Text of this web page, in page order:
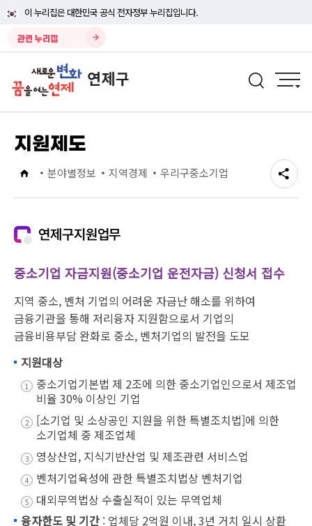
이 누리집은 대한민국 공식 전자정부 누리집입니다.
관련 누리집
지원제도
분야별정보 지역경제 우리구중소기업
연제구지원업무
중소기업 자금지원(중소기업 운전자금) 신청서 접수
지역 중소, 벤처 기업의 어려운 자금난 해소를 위하여
금융기관을 통해 저리융자 지원함으로서 기업의
금융비용부담 완화로 중소, 벤처기업의 발전을 도모
지원대상
중소기업기본법 제 2조에 의한 중소기업인으로서 제조업
비율 30% 이상인 기업
[소기업 및 소상공인 지원을 위한 특별조치법]에 의한
소기업체 중 제조업체
영상산업, 지식기반산업 및 제조관련 서비스업
벤처기업육성에 관한 특별조치법상 벤처기업
대외무역법상 수출실적이 있는 무역업체
융자한도 및 기간 : 업체당 2억원 이내, 3년 거치 일시 상환